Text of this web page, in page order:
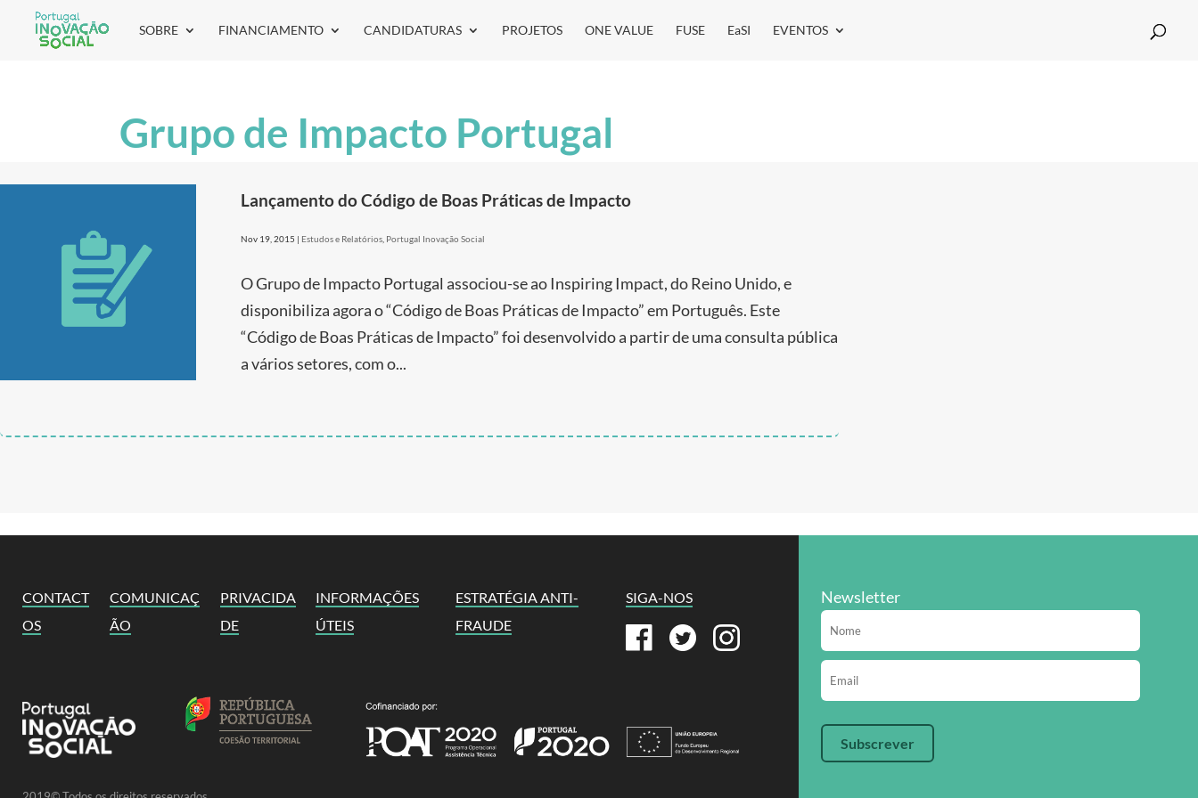
SOBRE FINANCIAMENTO CANDIDATURAS PROJETOS ONE VALUE FUSE EaSI EVENTOS
Grupo de Impacto Portugal
Lançamento do Código de Boas Práticas de Impacto
Nov 19, 2015 | Estudos e Relatórios Portugal Inovação Social
O Grupo de Impacto Portugal associou-se ao Inspiring Impact, do Reino Unido, e
disponibiliza agora o “Código de Boas Práticas de Impacto” em Português. Este
“Código de Boas Práticas de Impacto” foi desenvolvido a partir de uma consulta pública
a vários setores, com o...
CONTACT
OS
COMUNICAÇ
ÃO
PRIVACIDA
DE
INFORMAÇÕES
ÚTEIS
ESTRATÉGIA ANTI-
FRAUDE
SIGA-NOS Newsletter